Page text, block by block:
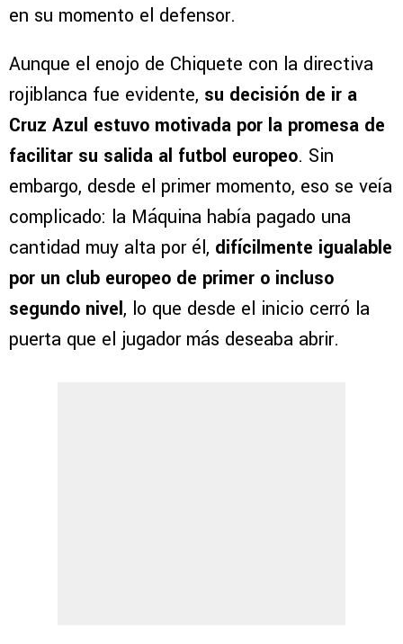
en su momento el defensor.
Aunque el enojo de Chiquete con la directiva
rojiblanca fue evidente, su decisión de ir a
Cruz Azul estuvo motivada por la promesa de
facilitar su salida al futbol europeo. Sin
embargo, desde el primer momento, eso se veía
complicado: la Máquina había pagado una
cantidad muy alta por él, difícilmente igualable
por un club europeo de primer o incluso
segundo nivel, lo que desde el inicio cerró la
puerta que el jugador más deseaba abrir.